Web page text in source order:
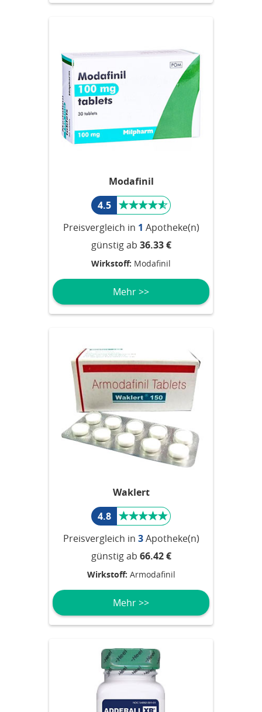
Modafinil
4.5
Preisvergleich in 1 Apotheke(n)
günstig ab 36.33 €
Wirkstoff: Modafinil
Mehr >>
Waklert
4.8
Preisvergleich in 3Apotheke(n)
günstig ab 66.42 €
Wirkstoff: Armodafinil
Mehr >>